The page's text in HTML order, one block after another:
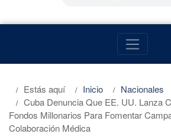
Estás aquí Inicio
Nacionales
Cuba Denuncia Que EE. UU. Lanza
Fondos Millonarios Para Fomentar
Colaboración Médica